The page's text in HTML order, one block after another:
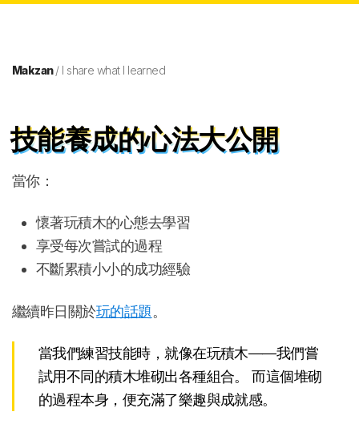
Makzan/ I share what I learned
技能養成的心法大公開
當你：
懷著玩積木的心態去學習
享受每次嘗試的過程
不斷累積小小的成功經驗
繼續昨日關於玩的話題。
當我們練習技能時，就像在玩積木——我們嘗
試用不同的積木堆砌出各種組合。 而這個堆砌
的過程本身，便充滿了樂趣與成就感。